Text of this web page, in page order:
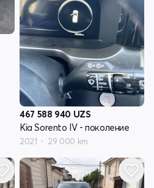
467 588 940 UZS
Kia Sorento IV - поколение
2021 29 000 km